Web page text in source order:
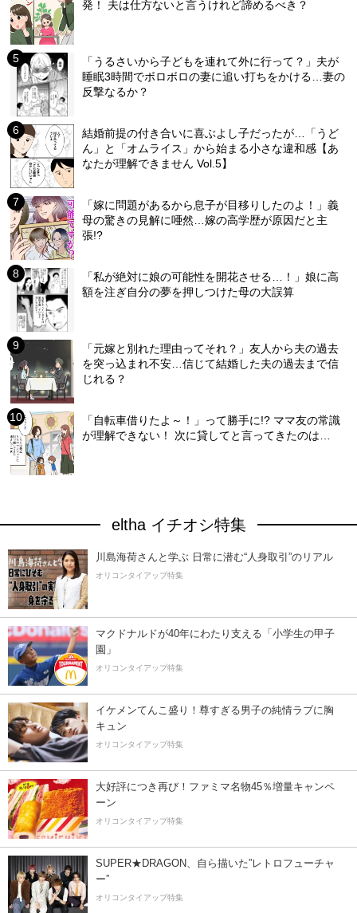
発！ 夫は仕方ないと言うけれど諦めるべき？
「うるさいから子どもを連れて外に行って？」夫が
睡眠3時間でボロボロの妻に追い打ちをかける…妻の
反撃なるか？
結婚前提の付き合いに喜ぶよし子だったが…「うど
ん」と「オムライス」から始まる小さな違和感【あ
なたが理解できません Vol.5】
「嫁に問題があるから息子が目移りしたのよ！」義
母の驚きの見解に唖然…嫁の高学歴が原因だと主
張!?
「私が絶対に娘の可能性を開花させる…！」娘に高
額を注ぎ自分の夢を押しつけた母の大誤算
「元嫁と別れた理由ってそれ？」友人から夫の過去
を突っ込まれ不安…信じて結婚した夫の過去まで信
じれる？
「自転車借りたよ～！」って勝手に!? ママ友の常識
が理解できない！ 次に貸してと言ってきたのは…
eltha イチオシ特集
川島海荷さんと学ぶ 日常に潜む“人身取引”のリアル
オリコンタイアップ特集
マクドナルドが40年にわたり支える「小学生の甲子
園」
オリコンタイアップ特集
イケメンてんこ盛り！尊すぎる男子の純情ラブに胸
キュン
オリコンタイアップ特集
大好評につき再び！ファミマ名物45％増量キャンペ
ーン
オリコンタイアップ特集
SUPER★DRAGON、自ら描いた”レトロフューチャ
ー”
オリコンタイアップ特集